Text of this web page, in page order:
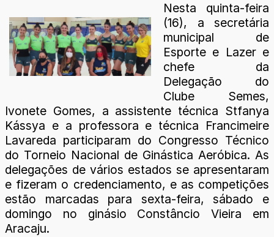
Nesta quinta-feira
(16), a secretária
municipal de
Esporte e Lazer e
chefe da
Delegação do
Clube Semes,
Ivonete Gomes, a assistente técnica Stfanya
Kássya e a professora e técnica Francimeire
Lavareda participaram do Congresso Técnico
do Torneio Nacional de Ginástica Aeróbica. As
delegações de vários estados se apresentaram
e fizeram o credenciamento, e as competições
estão marcadas para sexta-feira, sábado e
domingo no ginásio Constâncio Vieira em
Aracaju.